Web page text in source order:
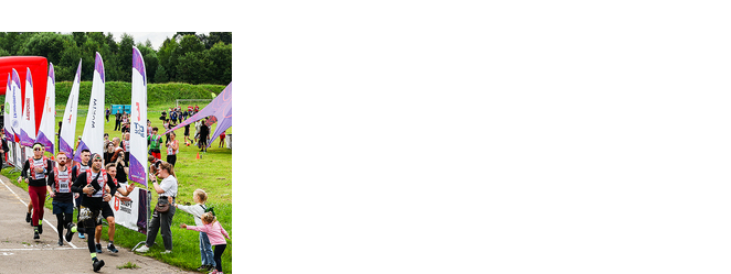
резервы России снизились
16:35На восстановление
Херсонской области направят
6,8 млрд рублей
16:16The Guardian: ученые
США создали
гипоаллергенных собак
15:45Спутник «Электро-Л» №
5 введен в эксплуатацию
15:35Два человека погибли